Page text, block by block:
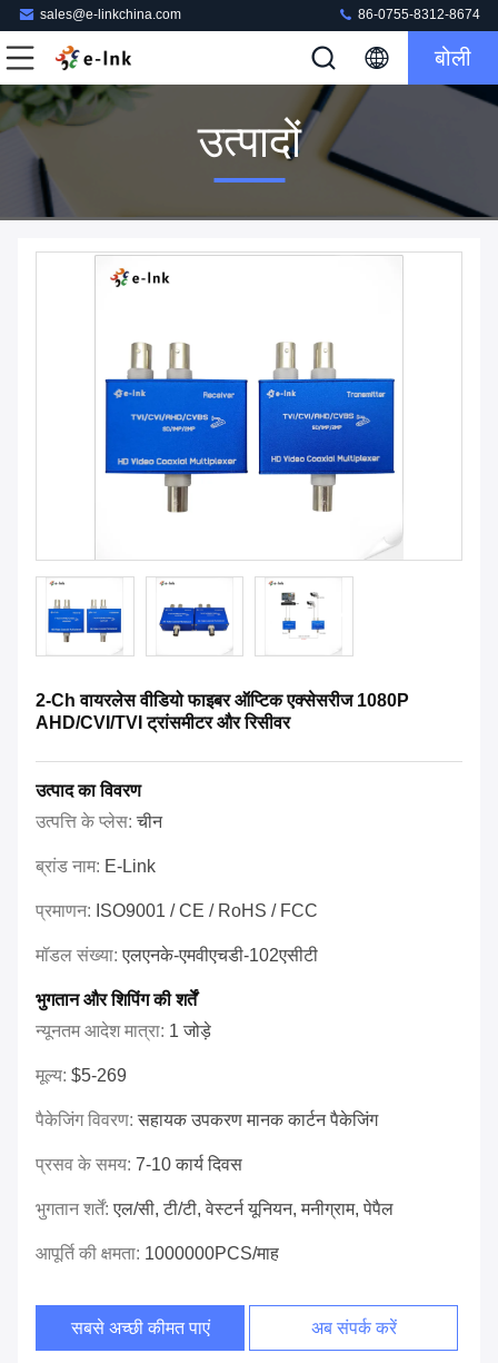
sales@e-linkchina.com 86-0755-8312-8674
बोली
उत्पादों
2-Ch वायरलेस वीडियो फाइबर ऑप्टिक एक्सेसरीज 1080P
AHD/CVI/TVI ट्रांसमीटर और रिसीवर
उत्पाद का विवरण
उत्पत्ति के प्लेस:चीन
ब्रांड नाम: E-Link
प्रमाणन: ISO9001 / CE / RoHS / FCC
मॉडल संख्या:एलएनके-एमवीएचडी-102एसीटी
भुगतान और शिपिंग की शर्तें
न्यूनतम आदेश मात्रा: 1 जोड़े
मूल्य: $5-269
पैकेजिंग विवरण:सहायक उपकरण मानक कार्टन पैकेजिंग
प्रसव के समय: 7-10 कार्य दिवस
भुगतान शर्तें:एल/सी, टी/टी, वेस्टर्न यूनियन, मनीग्राम, पेपैल
आपूर्ति की क्षमता: 1000000PCS/माह
सबसे अच्छी कीमत पाएं अब संपर्क करें